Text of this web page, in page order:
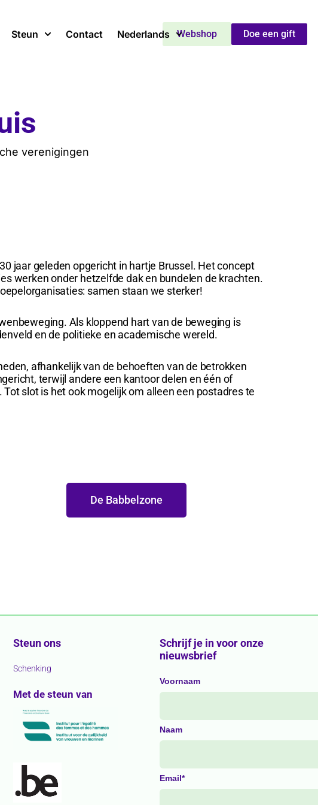
Steun Contact Nederlands Doe een gift
Webshop
verenigingen
jaar geleden opgericht in hartje Brussel. Het concept
werken onder hetzelfde dak en bundelen de krachten.
samen staan we sterker!
Als kloppend hart van de beweging is
en de politieke en academische wereld.
afhankelijk van de behoeften van de betrokken
terwijl andere een kantoor delen en één of
slot is het ook mogelijk om alleen een postadres te
De Babbelzone
Steun ons
Schenking
Met de steun van
Schrijf je in voor onze
nieuwsbrief
Voornaam
Naam
Email*